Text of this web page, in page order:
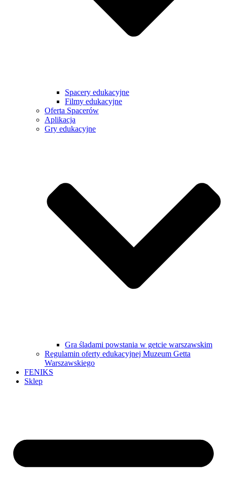
Spacery edukacyjne
Filmy edukacyjne
Oferta Spacerów
Aplikacja
Gry edukacyjne
Gra śladami powstania w getcie warszawskim
Regulamin oferty edukacyjnej Muzeum Getta
Warszawskiego
FENIKS
Sklep